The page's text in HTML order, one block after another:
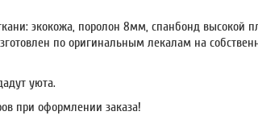
экокожа, поролон 8мм, спанбонд высокой
по оригинальным лекалам на
уюта.
при оформлении заказа!